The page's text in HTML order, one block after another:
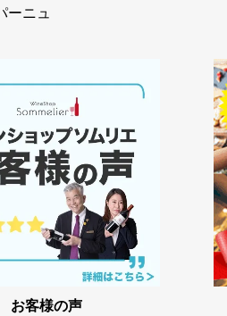
ーニュ
お客様の声